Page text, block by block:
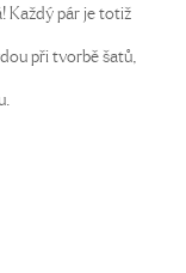
Každý pár je totiž
při tvorbě šatů,